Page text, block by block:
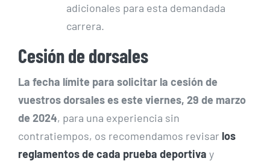
adicionales para esta demandada
carrera.
Cesión de dorsales
La fecha límite para solicitar la cesión de
vuestros dorsales es este viernes, 29 de marzo
de 2024, para una experiencia sin
contratiempos, os recomendamos revisar los
reglamentos de cada prueba deportiva y